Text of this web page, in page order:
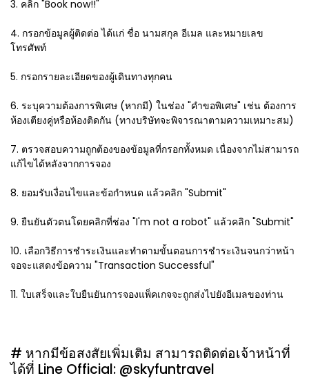
3. คลิก "Book now!!"
4. กรอกข้อมูลผู้ติดต่อ ได้แก่ ชื่อ นามสกุล อีเมล และหมายเลข
โทรศัพท์
5. กรอกรายละเอียดของผู้เดินทางทุกคน
6. ระบุความต้องการพิเศษ (หากมี) ในช่อง "คำขอพิเศษ" เช่น ต้องการ
ห้องเตียงคู่หรือห้องติดกัน (ทางบริษัทจะพิจารณาตามความเหมาะสม)
7. ตรวจสอบความถูกต้องของข้อมูลที่กรอกทั้งหมด เนื่องจากไม่สามารถ
แก้ไขได้หลังจากการจอง
8. ยอมรับเงื่อนไขและข้อกำหนด แล้วคลิก "Submit"
9. ยืนยันตัวตนโดยคลิกที่ช่อง "I'm not a robot" แล้วคลิก "Submit"
10. เลือกวิธีการชำระเงินและทำตามขั้นตอนการชำระเงินจนกว่าหน้า
จอจะแสดงข้อความ "Transaction Successful"
11. ใบเสร็จและใบยืนยันการจองแพ็คเกจจะถูกส่งไปยังอีเมลของท่าน
# หากมีข้อสงสัยเพิ่มเติม สามารถติดต่อเจ้าหน้าที่
ได้ที่ Line Official: @skyfuntravel